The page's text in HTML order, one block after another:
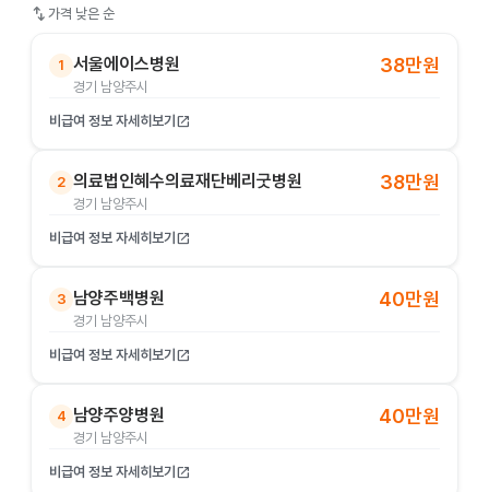
swap_vert 가격 낮은 순
1 서울에이스병원
경기 남양주시
38만원
비급여 정보 자세히보기 open_in_new
2 의료법인혜수의료재단베리굿병원
경기 남양주시
38만원
비급여 정보 자세히보기 open_in_new
3 남양주백병원
경기 남양주시
40만원
비급여 정보 자세히보기 open_in_new
4 남양주양병원
경기 남양주시
40만원
비급여 정보 자세히보기 open_in_new